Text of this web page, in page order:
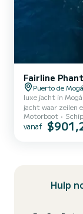
Fairline
Puerto de
luxe jacht in Mogán!! De "Keeper one" is een modern en
jacht waar zeilen
Gran Canaria
baaien en stranden ziet dromen .
Motorboot
vanaf
Hulp